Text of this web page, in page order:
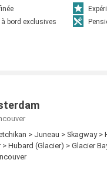
bord exclusives
> Juneau > Skagway
Hubard (Glacier) > Glacier